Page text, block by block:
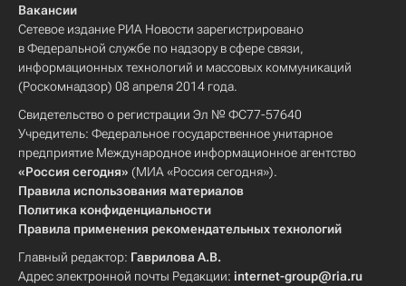
Вакансии
Сетевое издание РИА Новости зарегистрировано
в Федеральной службе по надзору в сфере связи,
информационных технологий и массовых коммуникаций
(Роскомнадзор) 08 апреля 2014 года.
Свидетельство о регистрации Эл № ФС77-57640
Учредитель: Федеральное государственное унитарное
предприятие Международное информационное агентство
«Россия сегодня» (МИА «Россия сегодня»).
Правила использования материалов
Политика конфиденциальности
Правила применения рекомендательных технологий
Главный редактор: Гаврилова А.В.
Адрес электронной почты Редакции: internet-group@ria.ru